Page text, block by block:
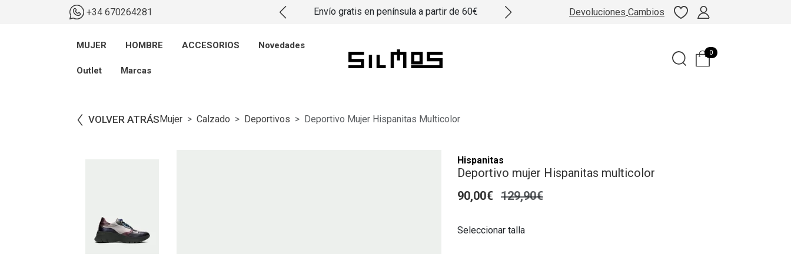
+34 670264281 Envío gratis en península a partir de 60€ Devoluciones Cambios
MUJER HOMBRE ACCESORIOS Novedades
Outlet Marcas
0
VOLVER ATRÁSMujer Calzado Deportivos Deportivo Mujer Hispanitas Multicolor
Hispanitas
Deportivo mujer Hispanitas multicolor
90,00€ 129,90€
Seleccionar talla